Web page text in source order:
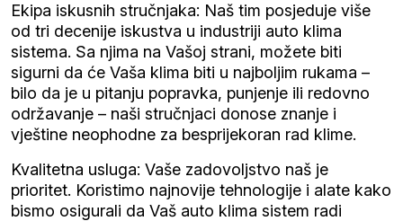
Ekipa iskusnih stručnjaka: Naš tim posjeduje više
od tri decenije iskustva u industriji auto klima
sistema. Sa njima na Vašoj strani, možete biti
sigurni da će Vaša klima biti u najboljim rukama –
bilo da je u pitanju popravka, punjenje ili redovno
održavanje – naši stručnjaci donose znanje i
vještine neophodne za besprijekoran rad klime.
Kvalitetna usluga: Vaše zadovoljstvo naš je
prioritet. Koristimo najnovije tehnologije i alate kako
bismo osigurali da Vaš auto klima sistem radi